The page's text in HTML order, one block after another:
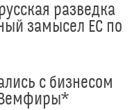
разведка
замысел ЕС по
с бизнесом